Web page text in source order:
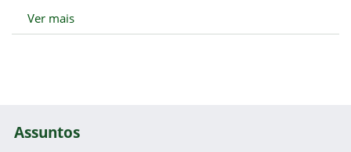
Ver mais
Assuntos